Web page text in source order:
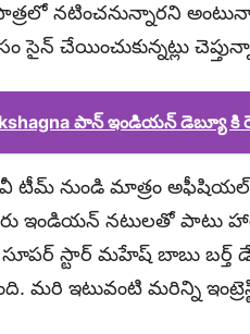
నటించనున్నారని
చేయించుకున్నట్లు
పాన్ ఇండియన్ డెబ్యూ
టీమ్ నుండి మాత్రం అఫీషియల్
ఇండియన్ నటులతో పాటు
స్టార్ మహేష్ బాబు బర్త్
మరి ఇటువంటి మరిన్ని